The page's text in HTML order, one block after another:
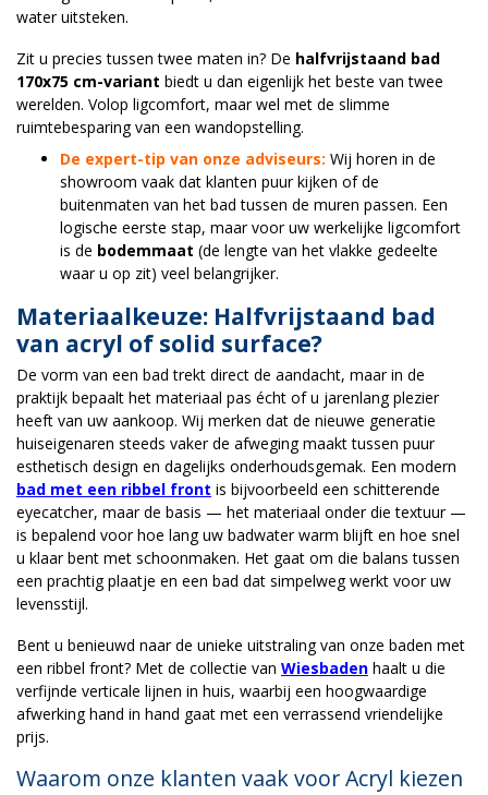
water uitsteken.
Zit u precies tussen twee maten in? De halfvrijstaand bad
170x75 cm-variant biedt u dan eigenlijk het beste van twee
werelden. Volop ligcomfort, maar wel met de slimme
ruimtebesparing van een wandopstelling.
De expert-tip van onze adviseurs: Wij horen in de
showroom vaak dat klanten puur kijken of de
buitenmaten van het bad tussen de muren passen. Een
logische eerste stap, maar voor uw werkelijke ligcomfort
is de bodemmaat (de lengte van het vlakke gedeelte
waar u op zit) veel belangrijker.
Materiaalkeuze: Halfvrijstaand bad
van acryl of solid surface?
De vorm van een bad trekt direct de aandacht, maar in de
praktijk bepaalt het materiaal pas écht of u jarenlang plezier
heeft van uw aankoop. Wij merken dat de nieuwe generatie
huiseigenaren steeds vaker de afweging maakt tussen puur
esthetisch design en dagelijks onderhoudsgemak. Een modern
bad met een ribbel front is bijvoorbeeld een schitterende
eyecatcher, maar de basis — het materiaal onder die textuur —
is bepalend voor hoe lang uw badwater warm blijft en hoe snel
u klaar bent met schoonmaken. Het gaat om die balans tussen
een prachtig plaatje en een bad dat simpelweg werkt voor uw
levensstijl.
Bent u benieuwd naar de unieke uitstraling van onze baden met
een ribbel front? Met de collectie van Wiesbaden haalt u die
verfijnde verticale lijnen in huis, waarbij een hoogwaardige
afwerking hand in hand gaat met een verrassend vriendelijke
prijs.
Waarom onze klanten vaak voor Acryl kiezen